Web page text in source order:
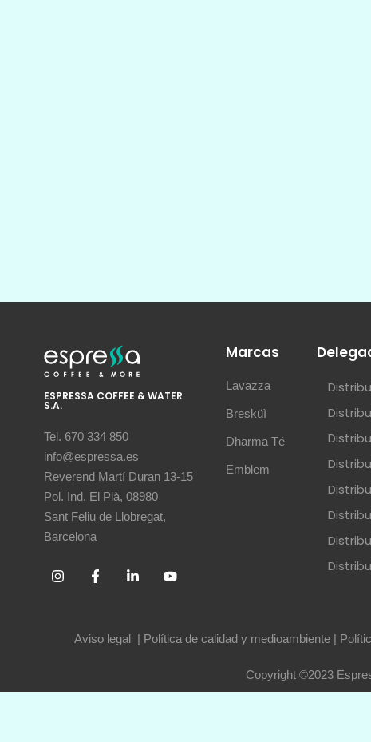
ESPRESSA COFFEE & WATER
S.A.
Tel. 670 334 850
info@espressa.es
Reverend Martí Duran 13-15
Pol. Ind. El Plà, 08980
Sant Feliu de Llobregat,
Barcelona
Marcas
Lavazza
Bresküì
Dharma Té
Emblem
Aviso legal | Política de calidad y medioambiente|
Copyright ©2023